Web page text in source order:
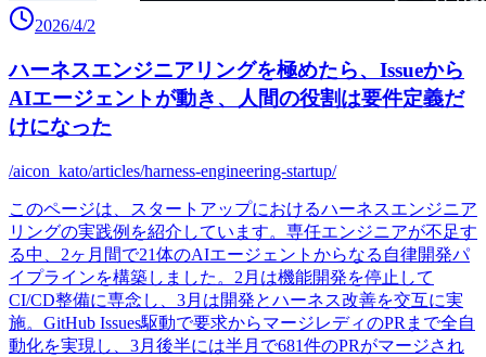
2026/4/2
ハーネスエンジニアリングを極めたら、Issueから
AIエージェントが動き、人間の役割は要件定義だ
けになった
/aicon_kato/articles/harness-engineering-startup/
このページは、スタートアップにおけるハーネスエンジニア
リングの実践例を紹介しています。専任エンジニアが不足す
る中、2ヶ月間で21体のAIエージェントからなる自律開発パ
イプラインを構築しました。2月は機能開発を停止して
CI/CD整備に専念し、3月は開発とハーネス改善を交互に実
施。GitHub Issues駆動で要求からマージレディのPRまで全自
動化を実現し、3月後半には半月で681件のPRがマージされ